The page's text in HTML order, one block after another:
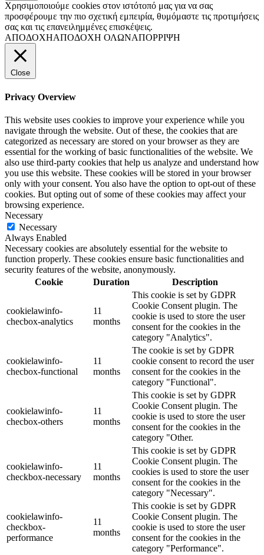
Χρησιμοποιούμε cookies στον ιστότοπό μας για να σας
προσφέρουμε την πιο σχετική εμπειρία, θυμόμαστε τις προτιμήσεις
σας και τις επανειλημμένες επισκέψεις.
ΑΠΟΔΟΧΗΑΠΟΔΟΧΗ ΟΛΩΝΑΠΟΡΡΙΨΗ
Close
Privacy Overview
This website uses cookies to improve your experience while you
navigate through the website. Out of these, the cookies that are
categorized as necessary are stored on your browser as they are
essential for the working of basic functionalities of the website. We
also use third-party cookies that help us analyze and understand how
you use this website. These cookies will be stored in your browser
only with your consent. You also have the option to opt-out of these
cookies. But opting out of some of these cookies may affect your
browsing experience.
Necessary
Necessary
Always Enabled
Necessary cookies are absolutely essential for the website to
function properly. These cookies ensure basic functionalities and
security features of the website, anonymously.
Cookie
Duration Description
cookielawinfo-
checbox-analytics
11
months
This cookie is set by GDPR
Cookie Consent plugin. The
cookie is used to store the user
consent for the cookies in the
category "Analytics".
cookielawinfo-
checbox-functional
11
months
The cookie is set by GDPR
cookie consent to record the user
consent for the cookies in the
category "Functional".
cookielawinfo-
checbox-others
11
months
This cookie is set by GDPR
Cookie Consent plugin. The
cookie is used to store the user
consent for the cookies in the
category "Other.
cookielawinfo-
checkbox-necessary
11
months
This cookie is set by GDPR
Cookie Consent plugin. The
cookies is used to store the user
consent for the cookies in the
category "Necessary".
cookielawinfo-
checkbox-
performance
11
months
This cookie is set by GDPR
Cookie Consent plugin. The
cookie is used to store the user
consent for the cookies in the
category "Performance".